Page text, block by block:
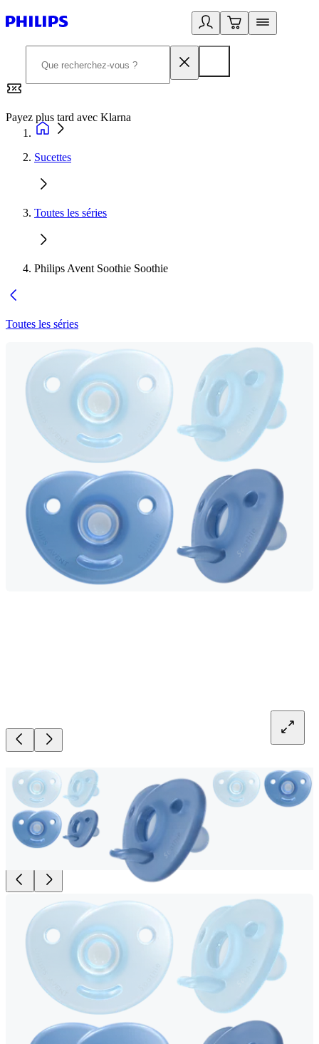
Payez plus tard avec Klarna
Sucettes
Toutes les séries
Philips Avent Soothie Soothie
Toutes les séries